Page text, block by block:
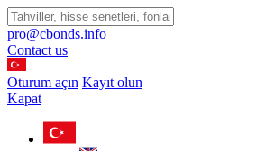
pro@cbonds.info
Contact us
Oturum açın Kayıt olun
Kapat